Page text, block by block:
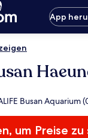
App
Busan Aquarium
um Preise zu